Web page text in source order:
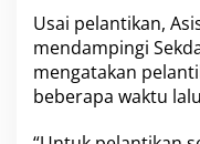
Usai pelantikan,
mendampingi
mengatakan
beberapa waktu